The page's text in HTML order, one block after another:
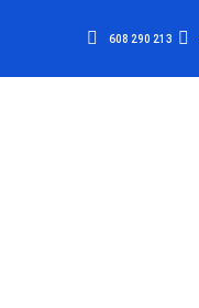
608 290 213